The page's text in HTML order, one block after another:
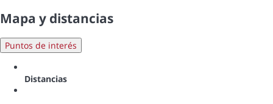
Mapa y distancias
Puntos de interés
Distancias